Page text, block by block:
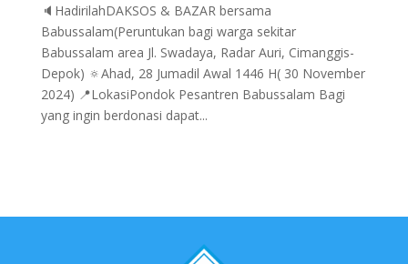
🔈HadirilahDAKSOS & BAZAR bersama
Babussalam(Peruntukan bagi warga sekitar
Babussalam area Jl. Swadaya, Radar Auri, Cimanggis-
Depok) 🔅Ahad, 28 Jumadil Awal 1446 H( 30 November
2024) 📍LokasiPondok Pesantren Babussalam Bagi
yang ingin berdonasi dapat...